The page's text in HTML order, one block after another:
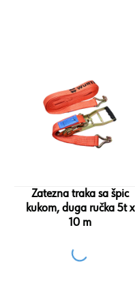
Zatezna traka sa špic
kukom, duga ručka 5t x
10 m